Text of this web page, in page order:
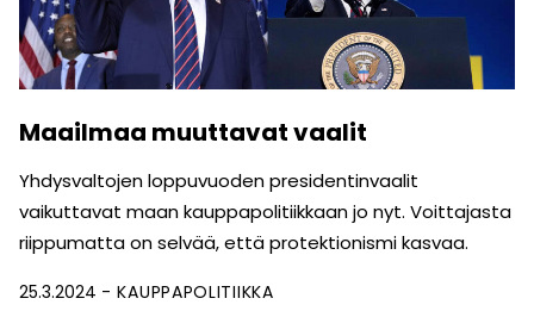
Maailmaa muuttavat vaalit
Yhdysvaltojen loppuvuoden presidentinvaalit
vaikuttavat maan kauppapolitiikkaan jo nyt. Voittajasta
riippumatta on selvää, että protektionismi kasvaa.
25.3.2024 KAUPPAPOLITIIKKA